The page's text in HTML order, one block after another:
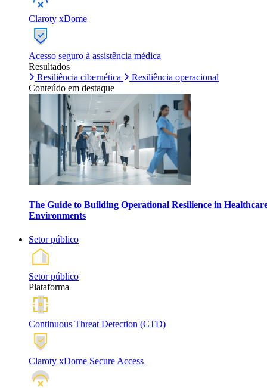
Claroty xDome
Acesso seguro à assistência médica
Resultados
Resiliência cibernética
Resiliência operacional
Conteúdo em destaque
The Guide to Building Operational Resilience in
Environments
Setor público
Setor público
Plataforma
Continuous Threat Detection (CTD)
Claroty xDome Secure Access